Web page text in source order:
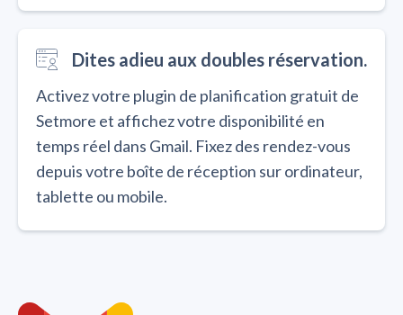
Dites adieu aux doubles réservation.
Activez votre plugin de planification gratuit de
Setmore et affichez votre disponibilité en
temps réel dans Gmail. Fixez des rendez-vous
depuis votre boîte de réception sur ordinateur,
tablette ou mobile.